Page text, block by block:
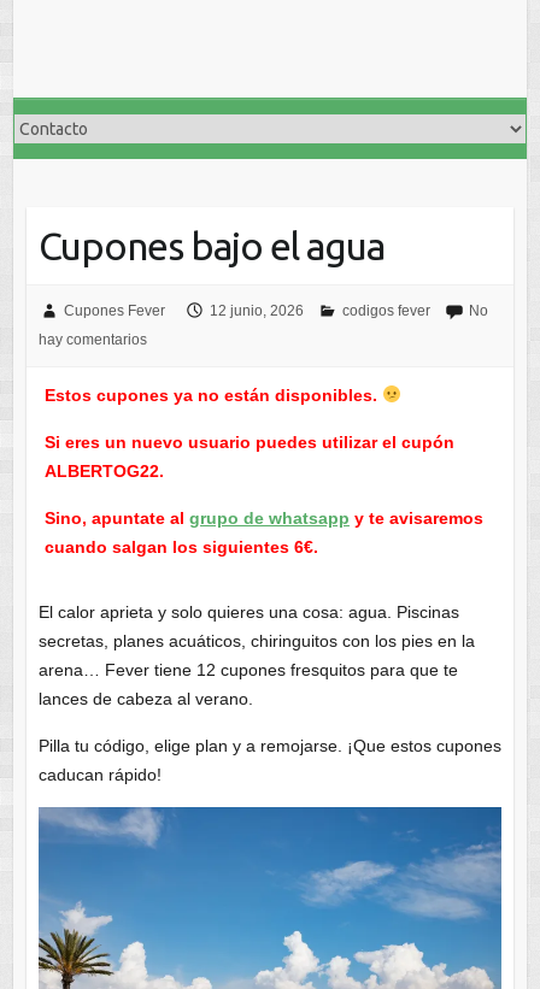
Cupones bajo el agua
Cupones Fever 12 junio, 2026 codigos fever
No
hay comentarios
Estos cupones ya no están disponibles.
Si eres un nuevo usuario puedes utilizar el cupón
ALBERTOG22.
Sino, apuntate al grupo de whatsapp y te avisaremos
cuando salgan los siguientes 6€.
El calor aprieta y solo quieres una cosa: agua. Piscinas
secretas, planes acuáticos, chiringuitos con los pies en la
arena… Fever tiene 12 cupones fresquitos para que te
lances de cabeza al verano.
Pilla tu código, elige plan y a remojarse. ¡Que estos cupones
caducan rápido!